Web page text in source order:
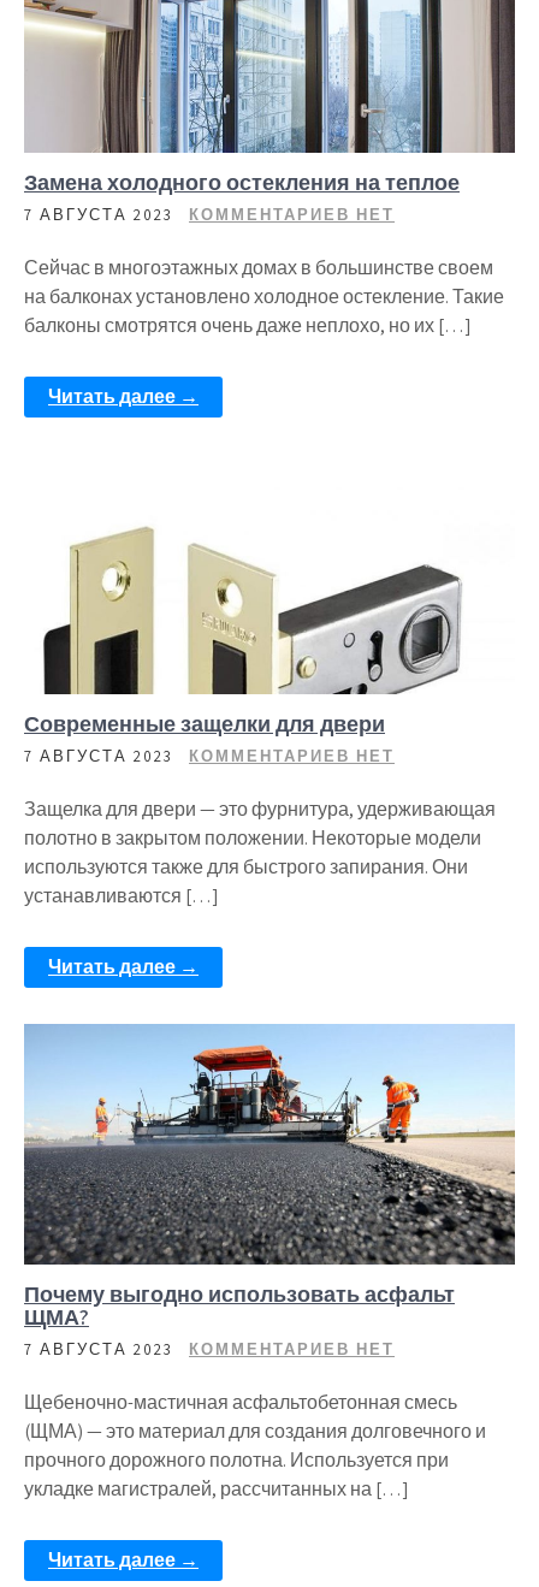
Замена холодного остекления на теплое
7 АВГУСТА 2023 КОММЕНТАРИЕВ НЕТ
Сейчас в многоэтажных домах в большинстве своем
на балконах установлено холодное остекление. Такие
балконы смотрятся очень даже неплохо, но их […]
Читать далее →
Современные защелки для двери
7 АВГУСТА 2023 КОММЕНТАРИЕВ НЕТ
Защелка для двери — это фурнитура, удерживающая
полотно в закрытом положении. Некоторые модели
используются также для быстрого запирания. Они
устанавливаются […]
Читать далее →
Почему выгодно использовать асфальт
ЩМА?
7 АВГУСТА 2023 КОММЕНТАРИЕВ НЕТ
Щебеночно-мастичная асфальтобетонная смесь
(ЩМА) — это материал для создания долговечного и
прочного дорожного полотна. Используется при
укладке магистралей, рассчитанных на […]
Читать далее →